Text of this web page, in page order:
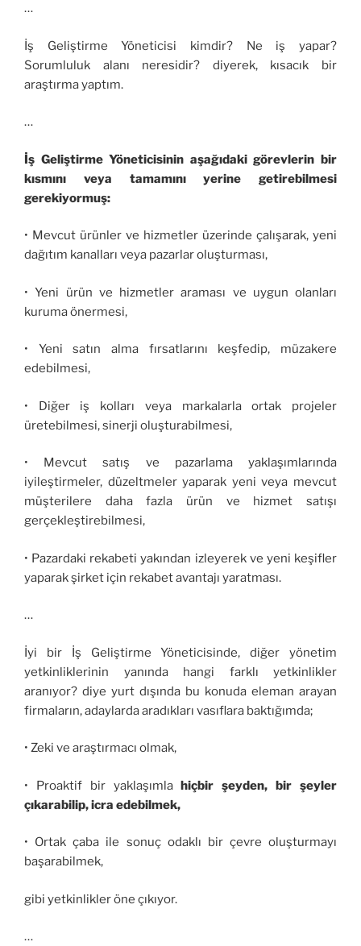
…
İş Geliştirme Yöneticisi kimdir? Ne iş yapar?
Sorumluluk alanı neresidir? diyerek, kısacık bir
araştırma yaptım.
…
İş Geliştirme Yöneticisinin aşağıdaki görevlerin bir
kısmını veya tamamını yerine getirebilmesi
gerekiyormuş:
• Mevcut ürünler ve hizmetler üzerinde çalışarak, yeni
dağıtım kanalları veya pazarlar oluşturması,
• Yeni ürün ve hizmetler araması ve uygun olanları
kuruma önermesi,
• Yeni satın alma fırsatlarını keşfedip, müzakere
edebilmesi,
• Diğer iş kolları veya markalarla ortak projeler
üretebilmesi, sinerji oluşturabilmesi,
• Mevcut satış ve pazarlama yaklaşımlarında
iyileştirmeler, düzeltmeler yaparak yeni veya mevcut
müşterilere daha fazla ürün ve hizmet satışı
gerçekleştirebilmesi,
• Pazardaki rekabeti yakından izleyerek ve yeni keşifler
yaparak şirket için rekabet avantajı yaratması.
…
İyi bir İş Geliştirme Yöneticisinde, diğer yönetim
yetkinliklerinin yanında hangi farklı yetkinlikler
aranıyor? diye yurt dışında bu konuda eleman arayan
firmaların, adaylarda aradıkları vasıflara baktığımda;
• Zeki ve araştırmacı olmak,
• Proaktif bir yaklaşımlahiçbir şeyden, bir şeyler
çıkarabilip, icra edebilmek,
• Ortak çaba ile sonuç odaklı bir çevre oluşturmayı
başarabilmek,
gibi yetkinlikler öne çıkıyor.
…